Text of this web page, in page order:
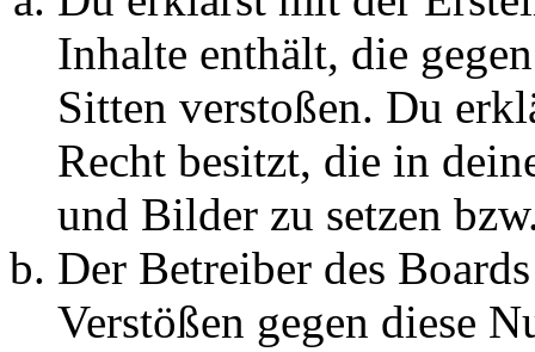
Inhalte enthält, die
Sitten verstoßen. Du
Recht besitzt, die in
und Bilder zu setzen
Der Betreiber des
Verstößen gegen diese